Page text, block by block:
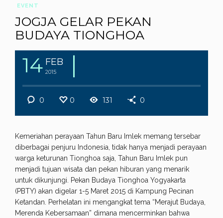
EVENT
JOGJA GELAR PEKAN
BUDAYA TIONGHOA
14 FEB
2015
0 0 131 0
Kemeriahan perayaan Tahun Baru Imlek memang tersebar
diberbagai penjuru Indonesia, tidak hanya menjadi perayaan
warga keturunan Tionghoa saja, Tahun Baru Imlek pun
menjadi tujuan wisata dan pekan hiburan yang menarik
untuk dikunjungi. Pekan Budaya Tionghoa Yogyakarta
(PBTY) akan digelar 1-5 Maret 2015 di Kampung Pecinan
Ketandan. Perhelatan ini mengangkat tema “Merajut Budaya,
Merenda Kebersamaan” dimana mencerminkan bahwa